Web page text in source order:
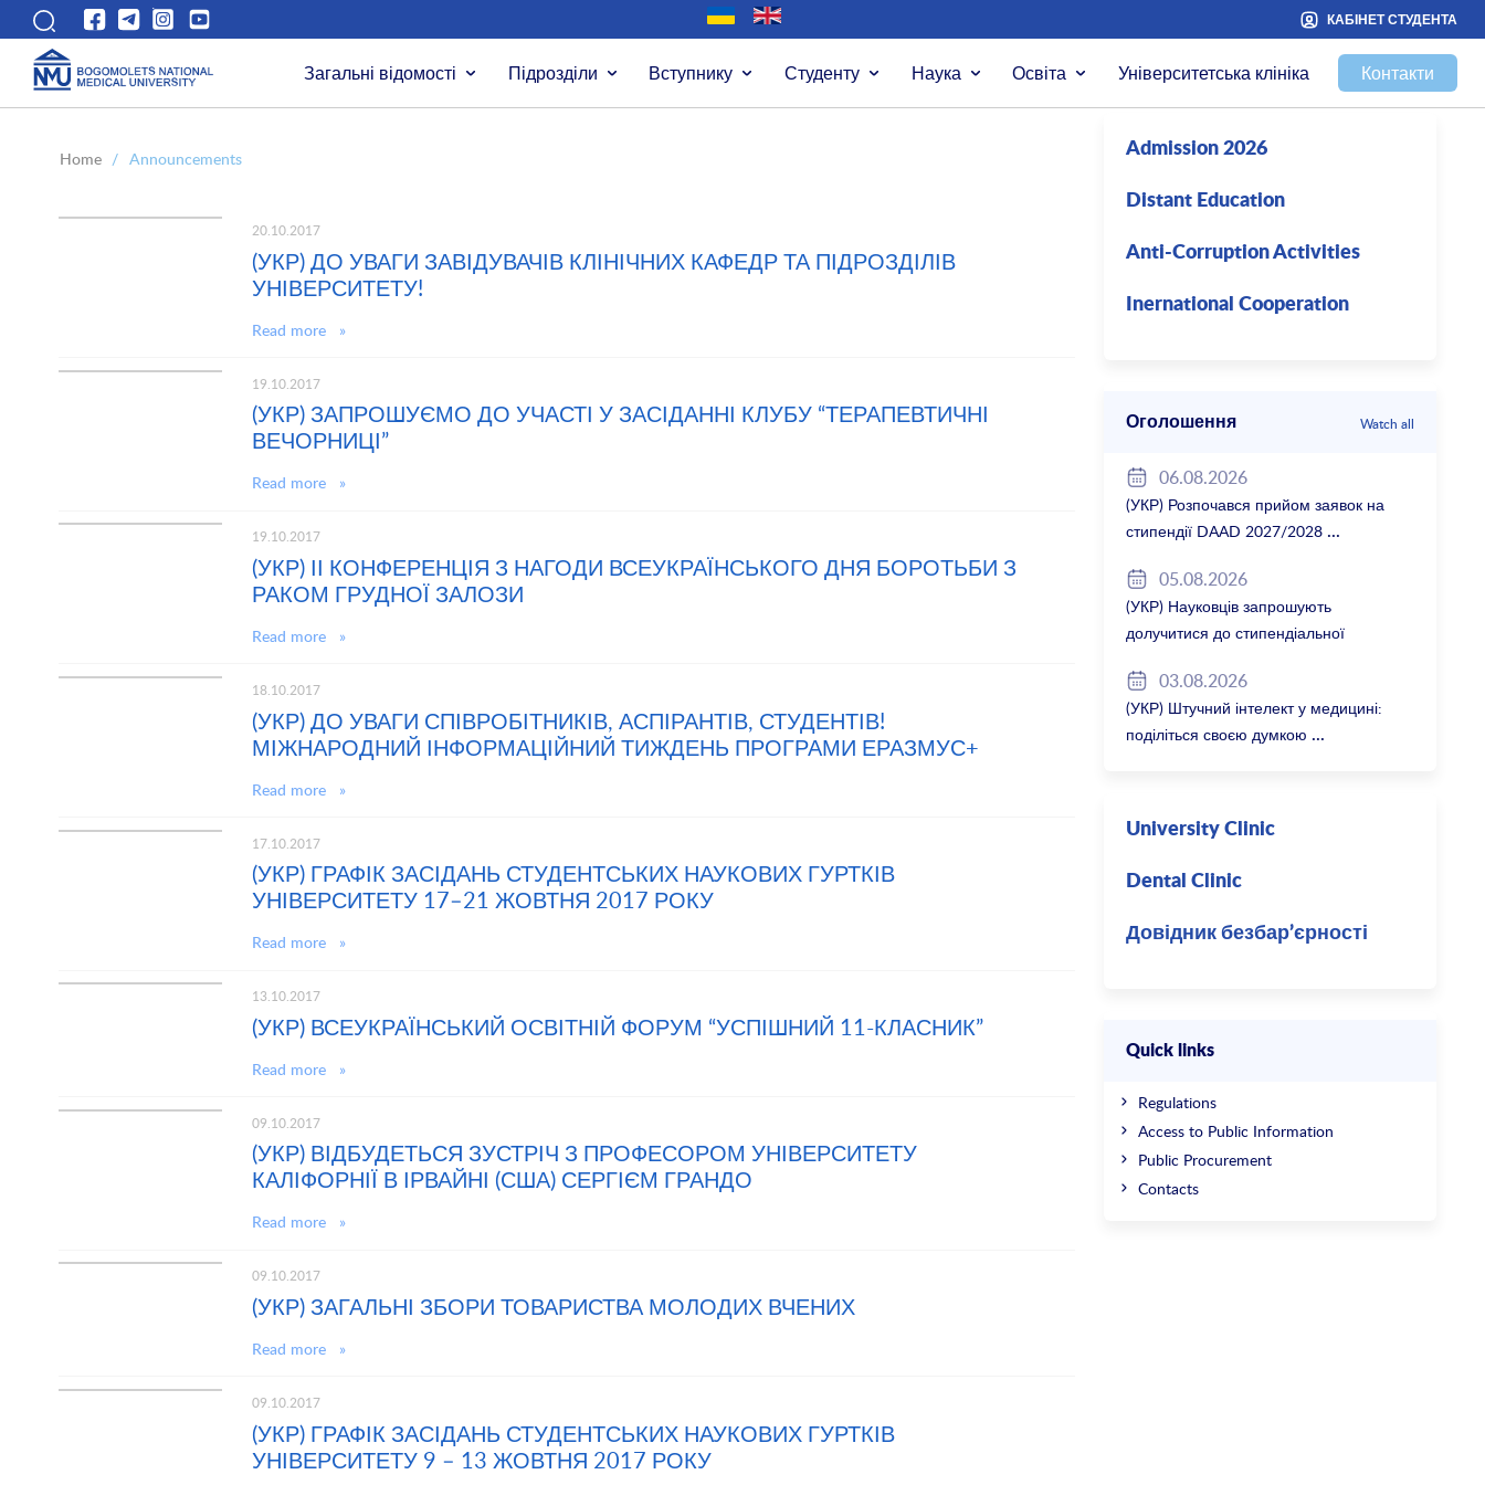
КАБІНЕТ СТУДЕНТА
Загальні відомості Підрозділи Вступнику Студенту Наука Освіта Університетська клініка Контакти
Home / Announcements
20.10.2017
(УКР) ДО УВАГИ ЗАВІДУВАЧІВ КЛІНІЧНИХ КАФЕДР ТА ПІДРОЗДІЛІВ
УНІВЕРСИТЕТУ!
Read more »
19.10.2017
(УКР) ЗАПРОШУЄМО ДО УЧАСТІ У ЗАСІДАННІ КЛУБУ “ТЕРАПЕВТИЧНІ
ВЕЧОРНИЦІ”
Read more »
19.10.2017
(УКР) ІІ КОНФЕРЕНЦІЯ З НАГОДИ ВСЕУКРАЇНСЬКОГО ДНЯ БОРОТЬБИ З
РАКОМ ГРУДНОЇ ЗАЛОЗИ
Read more »
18.10.2017
(УКР) ДО УВАГИ СПІВРОБІТНИКІВ, АСПІРАНТІВ, СТУДЕНТІВ!
МІЖНАРОДНИЙ ІНФОРМАЦІЙНИЙ ТИЖДЕНЬ ПРОГРАМИ ЕРАЗМУС+
Read more »
17.10.2017
(УКР) ГРАФІК ЗАСІДАНЬ СТУДЕНТСЬКИХ НАУКОВИХ ГУРТКІВ
УНІВЕРСИТЕТУ 17–21 ЖОВТНЯ 2017 РОКУ
Read more »
13.10.2017
(УКР) ВСЕУКРАЇНСЬКИЙ ОСВІТНІЙ ФОРУМ “УСПІШНИЙ 11-КЛАСНИК”
Read more »
09.10.2017
(УКР) ВІДБУДЕТЬСЯ ЗУСТРІЧ З ПРОФЕСОРОМ УНІВЕРСИТЕТУ
КАЛІФОРНІЇ В ІРВАЙНІ (США) СЕРГІЄМ ГРАНДО
Read more »
09.10.2017
(УКР) ЗАГАЛЬНІ ЗБОРИ ТОВАРИСТВА МОЛОДИХ ВЧЕНИХ
Read more »
09.10.2017
(УКР) ГРАФІК ЗАСІДАНЬ СТУДЕНТСЬКИХ НАУКОВИХ ГУРТКІВ
УНІВЕРСИТЕТУ 9 – 13 ЖОВТНЯ 2017 РОКУ
Admission 2026
Distant Education
Anti-Corruption Activities
Inernational Cooperation
Оголошення Watch all
06.08.2026
(УКР) Розпочався прийом заявок на
стипендії DAAD 2027/2028
05.08.2026
(УКР) Науковців запрошують
долучитися до стипендіальної
2027/2803.08.2026
(УКР) Штучний інтелект у медицині:
поділіться своєю думкою
University Clinic
Dental Clinic
Довідник безбар’єрності
Quick links
Regulations
Access to Public Information
Public Procurement
Contacts